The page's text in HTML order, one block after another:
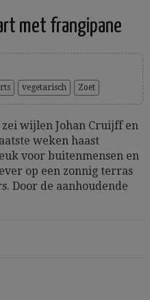
met frangipane
vegetarisch Zoet
zei wijlen Johan Cruijff en
weken haast
voor buitenmensen en
op een zonnig terras
Door de aanhoudende